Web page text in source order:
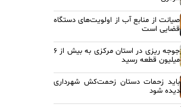
صیانت از منابع آب از اولویت‌های دستگاه
قضایی است
جوجه ریزی در استان مرکزی به بیش از ۶
میلیون قطعه رسید
باید زحمات دستان زحمت‌کش شهرداری
دیده شود